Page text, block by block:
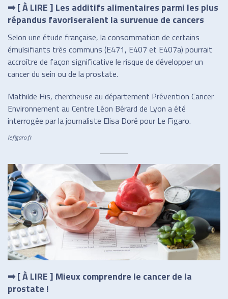
➡ [ À LIRE ] Les additifs alimentaires parmi les plus
répandus favoriseraient la survenue de cancers
Selon une étude française, la consommation de certains
émulsifiants très communs (E471, E407 et E407a) pourrait
accroître de façon significative le risque de développer un
cancer du sein ou de la prostate.
Mathilde His, chercheuse au département Prévention Cancer
Environnement au Centre Léon Bérard de Lyon a été
interrogée par la journaliste Elisa Doré pour Le Figaro.
lefigaro.fr
➡ [ À LIRE ] Mieux comprendre le cancer de la
prostate !